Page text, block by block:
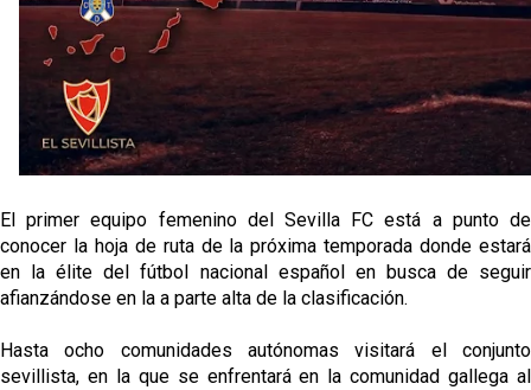
El primer equipo femenino del Sevilla FC está a punto de
conocer la hoja de ruta de la próxima temporada donde estará
en la élite del fútbol nacional español en busca de seguir
afianzándose en la a parte alta de la clasificación.
Hasta ocho comunidades autónomas visitará el conjunto
sevillista, en la que se enfrentará en la comunidad gallega al